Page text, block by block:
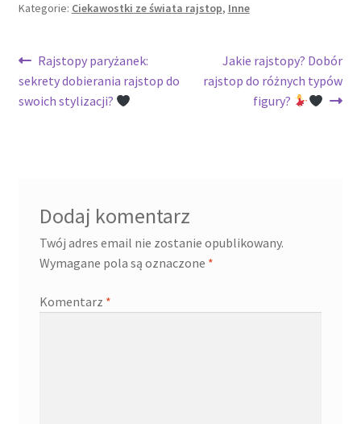
Kategorie: Ciekawostki ze świata rajstop, Inne
Nawigacja
wpisu
Poprzedni
wpis:
Rajstopy paryżanek:
sekrety dobierania rajstop do
swoich stylizacji?
Następny
wpis:
Jakie rajstopy? Dobór
rajstop do różnych typów
figury?
Dodaj komentarz
Twój adres email nie zostanie opublikowany.
Wymagane pola są oznaczone *
Komentarz *